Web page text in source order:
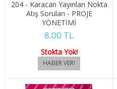
4. SINIF 8. YARIYIL FELSEFE
HAVACILIK İŞLETMECİLİĞİ
1. SINIF 1. YARIYIL
1. SINIF 2. YARIYIL
204 - Karacan Yayınları Nokta
Atış Soruları - PROJE
YÖNETİMİ
8.00 TL
Stokta Yok!